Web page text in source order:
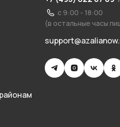
с 9:00 - 18:00
(в остальные часы